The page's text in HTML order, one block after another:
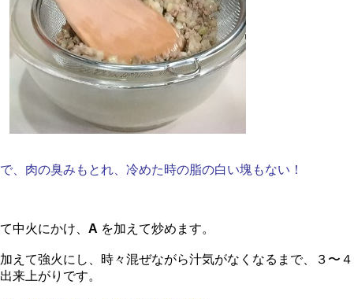
、肉の臭みもとれ、冷めた時の脂の白い塊もない！
中火にかけ、 A を加えて炒めます。
えて強火にし、時々混ぜながら汁気がなくなるまで、３〜４
来上がりです。